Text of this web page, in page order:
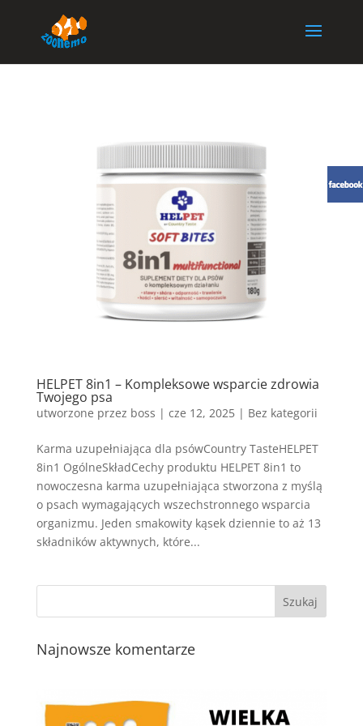
HELPET 8in1 – Kompleksowe wsparcie zdrowia
Twojego psa
utworzone przez boss | cze 12, 2025| Bez kategorii
Karma uzupełniająca dla psówCountry TasteHELPET
8in1 OgólneSkładCechy produktu HELPET 8in1 to
nowoczesna karma uzupełniająca stworzona z myślą
o psach wymagających wszechstronnego wsparcia
organizmu. Jeden smakowity kąsek dziennie to aż 13
składników aktywnych, które...
Najnowsze komentarze